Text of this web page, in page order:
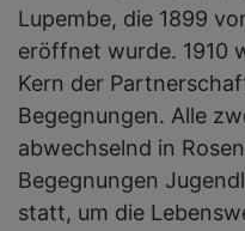
Lupembe, die 1899
eröffnet wurde. 1910
Kern der
Begegnungen. Alle
abwechselnd in
Begegnungen
statt, um die